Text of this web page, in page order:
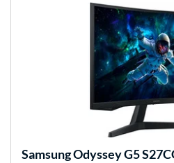
SamsungOdyssey G5